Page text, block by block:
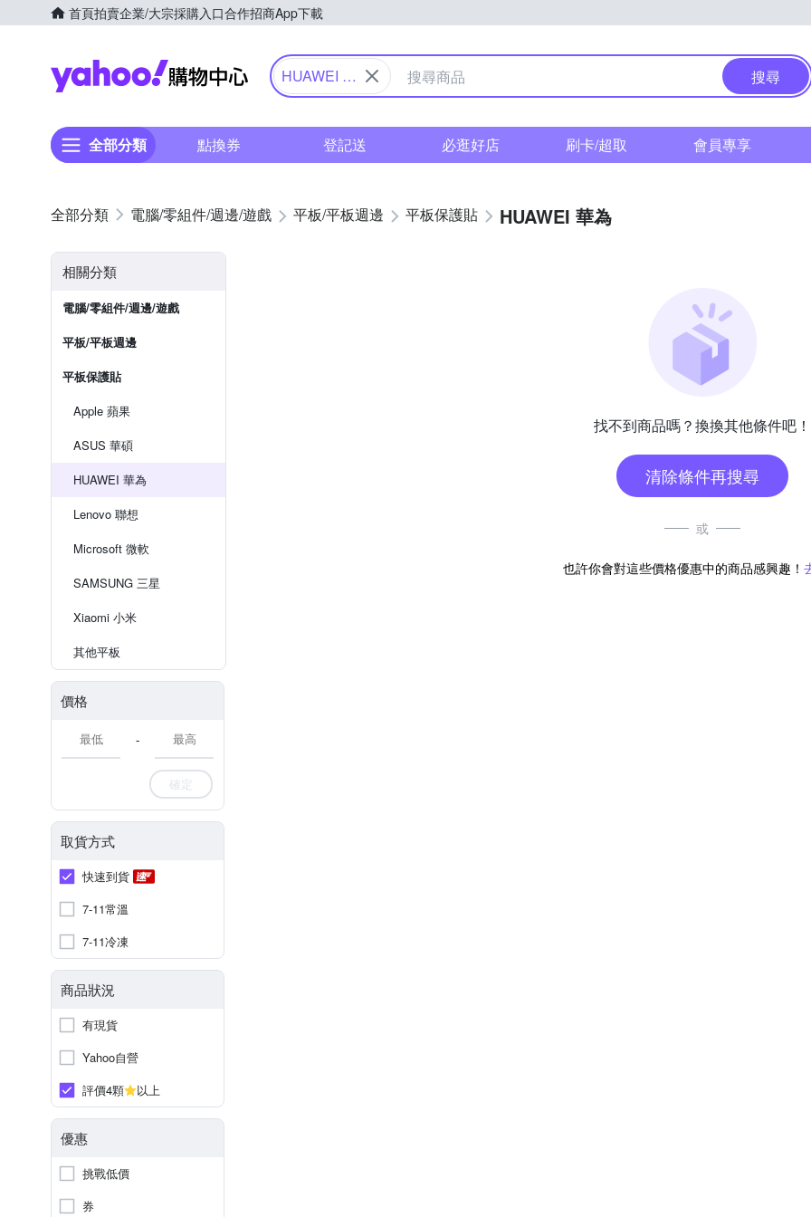
首頁拍賣企業/大宗採購入口合作招商App下載
Yahoo購物中心
HUAWEI 華
搜尋
全部分類 點換券 登記送 必逛好店 刷卡/超取 會員專享
電腦/零組件/週邊/遊戲 平板/平板週邊 平板保護貼 HUAWEI 華為
相關分類
電腦/零組件/週邊/遊戲
平板/平板週邊
平板保護貼
Apple 蘋果
ASUS 華碩
HUAWEI 華為
Lenovo 聯想
Microsoft 微軟
SAMSUNG 三星
Xiaomi 小米
其他平板
價格
-
確定
取貨方式
快速到貨
7-11常溫
7-11冷凍
商品狀況
有現貨
Yahoo自營
評價4顆
以上
優惠
挑戰低價
券
找不到商品嗎？換換其他條件吧！
清除條件再搜尋
或
也許你會對這些價格優惠中的商品感興趣！